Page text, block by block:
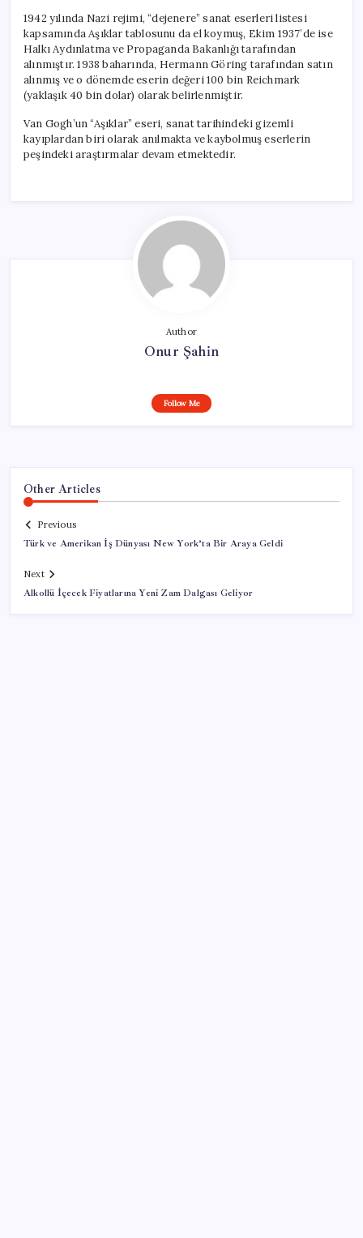
1942 yılında Nazi rejimi, “dejenere” sanat eserleri listesi
kapsamında Aşıklar tablosunu da el koymuş, Ekim 1937’de ise
Halkı Aydınlatma ve Propaganda Bakanlığı tarafından
alınmıştır. 1938 baharında, Hermann Göring tarafından satın
alınmış ve o dönemde eserin değeri 100 bin Reichmark
(yaklaşık 40 bin dolar) olarak belirlenmiştir.
Van Gogh’un “Aşıklar” eseri, sanat tarihindeki gizemli
kayıplardan biri olarak anılmakta ve kaybolmuş eserlerin
peşindeki araştırmalar devam etmektedir.
Author
Onur Şahin
Follow Me
Other Articles
Previous
Türk ve Amerikan İş Dünyası New York’ta Bir Araya Geldi
Next
Alkollü İçecek Fiyatlarına Yeni Zam Dalgası Geliyor